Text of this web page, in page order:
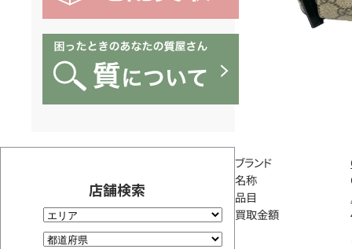
店舗検索
ブランド
名称
品目
買取金額